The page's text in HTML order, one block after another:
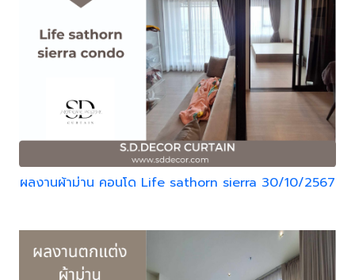
ผลงานผ้าม่าน คอนโด Life sathorn sierra 30/10/2567